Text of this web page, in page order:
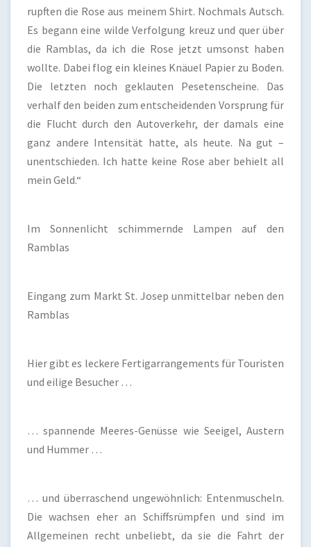
rupften die Rose aus meinem Shirt. Nochmals Autsch.
Es begann eine wilde Verfolgung kreuz und quer über
die Ramblas, da ich die Rose jetzt umsonst haben
wollte. Dabei flog ein kleines Knäuel Papier zu Boden.
Die letzten noch geklauten Pesetenscheine. Das
verhalf den beiden zum entscheidenden Vorsprung für
die Flucht durch den Autoverkehr, der damals eine
ganz andere Intensität hatte, als heute. Na gut –
unentschieden. Ich hatte keine Rose aber behielt all
mein Geld.“
Im Sonnenlicht schimmernde Lampen auf den
Ramblas
Eingang zum Markt St. Josep unmittelbar neben den
Ramblas
Hier gibt es leckere Fertigarrangements für Touristen
und eilige Besucher …
… spannende Meeres-Genüsse wie Seeigel, Austern
und Hummer …
… und überraschend ungewöhnlich: Entenmuscheln.
Die wachsen eher an Schiffsrümpfen und sind im
Allgemeinen recht unbeliebt, da sie die Fahrt der